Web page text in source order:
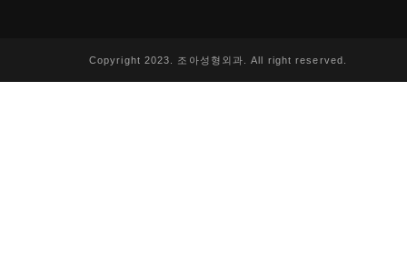
Copyright 2023. 조아성형외과. All right reserved.